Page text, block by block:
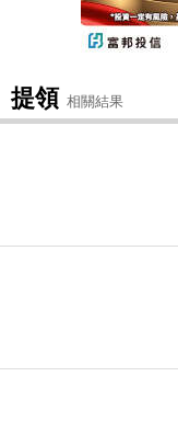
提領 相關結果